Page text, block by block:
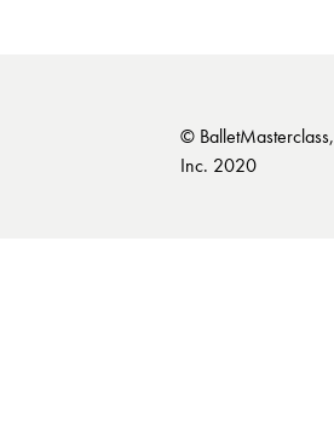
© BalletMasterclass,
Inc. 2020